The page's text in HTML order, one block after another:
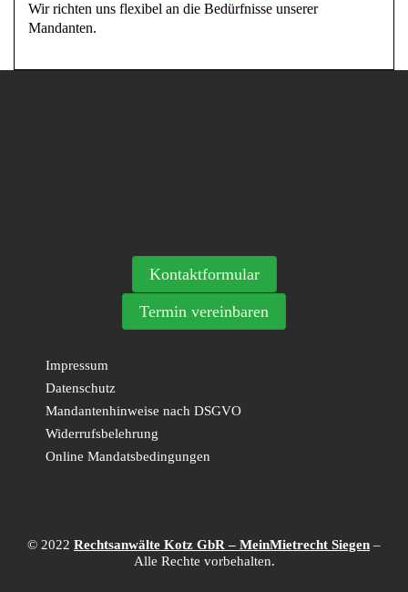
Wir richten uns flexibel an die Bedürfnisse unserer
Mandanten.
Kontaktformular
Termin vereinbaren
Impressum
Datenschutz
Mandantenhinweise nach DSGVO
Widerrufsbelehrung
Online Mandatsbedingungen
© 2022 Rechtsanwälte Kotz GbR – MeinMietrecht Siegen –
Alle Rechte vorbehalten.